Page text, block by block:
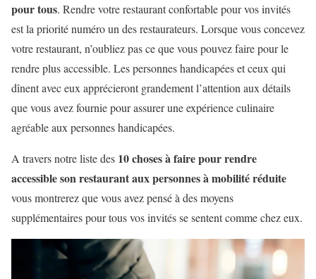
pour tous. Rendre votre restaurant confortable pour vos invités
est la priorité numéro un des restaurateurs. Lorsque vous concevez
votre restaurant, n’oubliez pas ce que vous pouvez faire pour le
rendre plus accessible. Les personnes handicapées et ceux qui
dînent avec eux apprécieront grandement l’attention aux détails
que vous avez fournie pour assurer une expérience culinaire
agréable aux personnes handicapées.
A travers notre liste des 10 choses à faire pour rendre
accessible son restaurant aux personnes à mobilité réduite
vous montrerez que vous avez pensé à des moyens
supplémentaires pour tous vos invités se sentent comme chez eux.